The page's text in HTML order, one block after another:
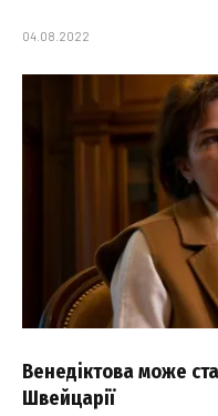
04.08.2022
Венедіктова може
Швейцарії